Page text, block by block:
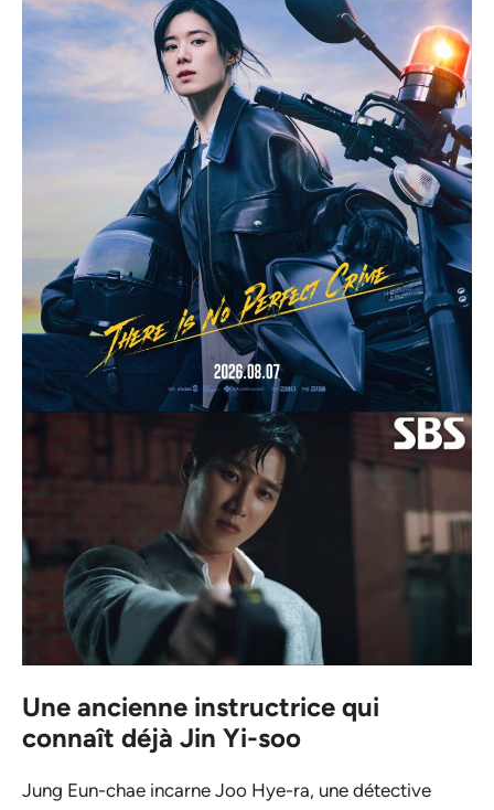
Une ancienne instructrice qui
connaît déjà Jin Yi-soo
Jung Eun-chae incarne Joo Hye-ra, une détective